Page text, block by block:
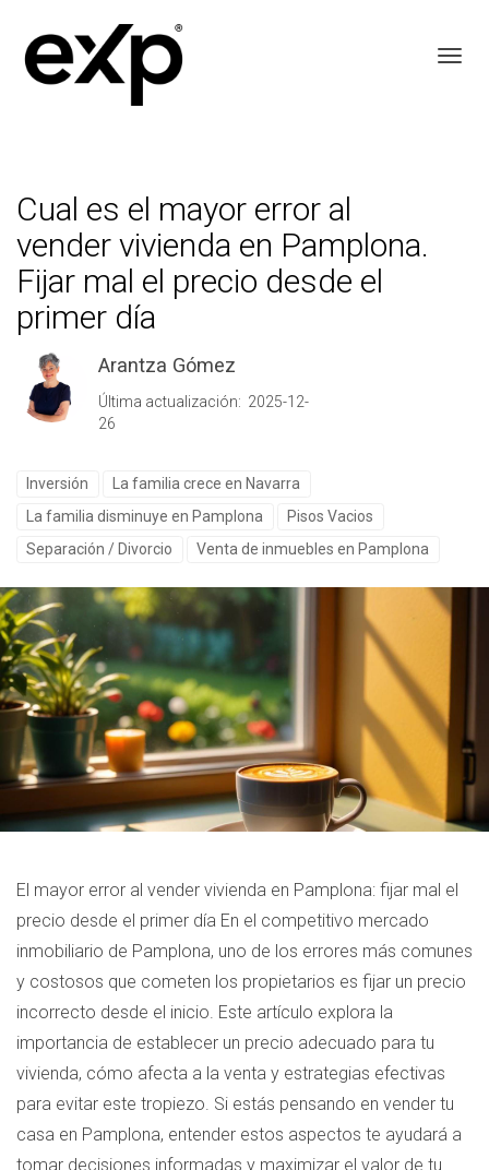
Cual es el mayor error al
vender vivienda en Pamplona.
Fijar mal el precio desde el
primer día
Arantza Gómez
Última actualización: 2025-12-
26
Inversión
La familia crece en Navarra
La familia disminuye en Pamplona
Pisos Vacios
Separación / Divorcio
Venta de inmuebles en Pamplona
El mayor error al vender vivienda en Pamplona: fijar mal el
precio desde el primer día En el competitivo mercado
inmobiliario de Pamplona, uno de los errores más comunes
y costosos que cometen los propietarios es fijar un precio
incorrecto desde el inicio. Este artículo explora la
importancia de establecer un precio adecuado para tu
vivienda, cómo afecta a la venta y estrategias efectivas
para evitar este tropiezo. Si estás pensando en vender tu
casa en Pamplona, entender estos aspectos te ayudará a
tomar decisiones informadas y maximizar el valor de tu